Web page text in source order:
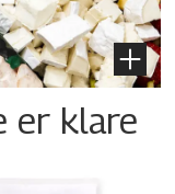
er klare